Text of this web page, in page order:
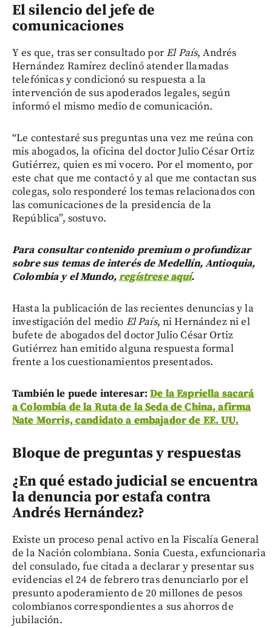
El silencio del jefe de
comunicaciones
Y es que, tras ser consultado porEl País, Andrés
Hernández Ramírez declinó atender llamadas
telefónicas y condicionó su respuesta a la
intervención de sus apoderados legales, según
informó el mismo medio de comunicación.
“Le contestaré sus preguntas una vez me reúna con
mis abogados, la oficina del doctor Julio César Ortiz
Gutiérrez, quien es mi vocero. Por el momento, por
este chat que me contactó y al que me contactan sus
colegas, solo responderé los temas relacionados con
las comunicaciones de la presidencia de la
República”, sostuvo.
Para consultar contenido premium o profundizar
sobre sus temas de interés de Medellín, Antioquia,
Colombia y el Mundo,regístrese aquí.
Hasta la publicación de las recientes denuncias y la
investigación del medio El País, ni Hernández ni el
bufete de abogados del doctor Julio César Ortiz
Gutiérrez han emitido alguna respuesta formal
frente a los cuestionamientos presentados.
También le puede interesar:De la Espriella sacará
a Colombia de la Ruta de la Seda de China, afirma
Nate Morris, candidato a embajador de EE. UU.
Bloque de preguntas y respuestas
¿En qué estado judicial se encuentra
la denuncia por estafa contra
Andrés Hernández?
Existe un proceso penal activo en la Fiscalía General
de la Nación colombiana. Sonia Cuesta, exfuncionaria
del consulado, fue citada a declarar y presentar sus
evidencias el 24 de febrero tras denunciarlo por el
presunto apoderamiento de 20 millones de pesos
colombianos correspondientes a sus ahorros de
jubilación.